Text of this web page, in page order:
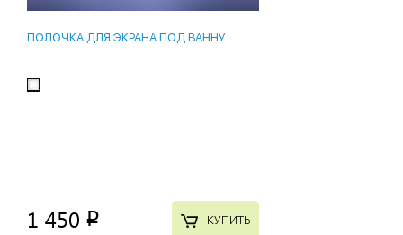
ПОЛОЧКА ДЛЯ ЭКРАНА ПОД ВАННУ
1 450 p КУПИТЬ